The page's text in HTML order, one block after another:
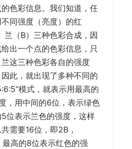
色彩信息。我们知道，任
同强度（亮度）的红
兰（B）三种色彩合成，因
出一个点的色彩信息，只
这三种色彩各自的强度
因此，就出现了多种不同的
模式，就表示用最高的
，用中间的6位，表示绿色
位表示兰色的强度，这样
需要16位，即2B，
最高的8位表示红色的强